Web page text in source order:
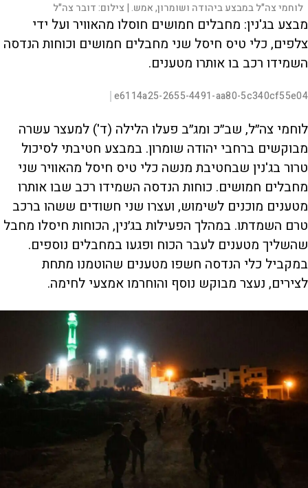
לוחמי צה"ל במבצע ביהודה ושומרון, אמש. | צילום:דובר צה"ל
מבצע בג'נין: מחבלים חמושים חוסלו מהאוויר ועל ידי
צלפים, כלי טיס חיסל שני מחבלים חמושים וכוחות הנדסה
השמידו רכב בו אותרו מטענים.
P
l
a
y
V
i
d
e
o
a
:
1
%
r
p
d
o
b
c
a
p
v
d
o
f
w
r
d
t
e
l
c
e
e
e6114a25-2655-4491-aa80-5c340cf55e04
לוחמי צה״ל, שב״כ ומג״ב פעלו הלילה (ד') למעצר עשרה
מבוקשים ברחבי יהודה שומרון. במבצע חטיבתי לסיכול
טרור בג'נין שבחטיבת מנשה כלי טיס חיסל מהאוויר שני
מחבלים חמושים. כוחות הנדסה השמידו רכב שבו אותרו
מטענים מוכנים לשימוש, ועצרו שני חשודים ששהו ברכב
טרם השמדתו. במהלך הפעילות בג׳נין, הכוחות חיסלו מחבל
שהשליך מטענים לעבר הכוח ופגעו במחבלים נוספים.
במקביל כלי הנדסה חשפו מטענים שהוטמנו מתחת
לצירים, נעצר מבוקש נוסף והוחרמו אמצעי לחימה.